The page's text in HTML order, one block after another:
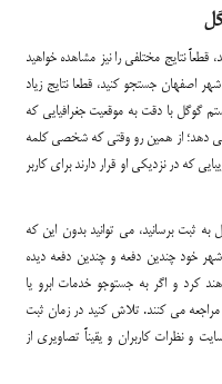
نتایج مختلفی را نیز مشاهده خواهید
اصفهان جستجو کنید، قطعا نتایج زیاد
گوگل با دقت به موقعیت جغرافیایی که
می دهد؛ از همین رو وقتی که شخصی کلمه
که در نزدیکی او قرار دارند برای کاربر
ثبت برسانید، می توانید بدون این که
خود چندین دفعه و چندین دفعه دیده
کرد و اگر به جستوجو خدمات ابرو یا
می کنند. تلاش کنید در زمان ثبت
و نظرات کاربران و یقیناً تصاویری از